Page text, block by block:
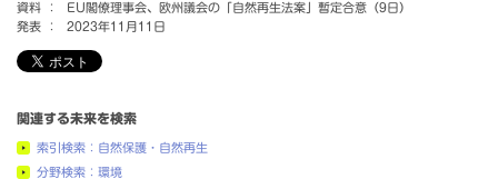
資料 ：
EU閣僚理事会、欧州議会の「自然再生法案」暫定合意（9日）
発表 ：
2023年11月11日
関連する未来を検索
索引検索：自然保護・自然再生
分野検索：環境